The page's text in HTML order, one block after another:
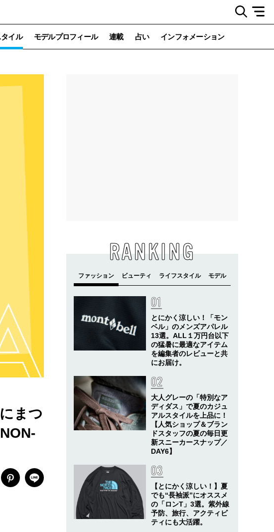
イル モデルプロフィール 連載 占い インフォメーション
まつ
RANKING
とにかく涼しい！「モン
ベル」のメンズアパレル
13選。ALL１万円台以下
の猛暑に最適なアイテム
を編集者のレビューと共
にお届け。
大人グレーの「特別なア
ディダス」で夏のカジュ
アルスタイルを上品に！
【人気ショップ＆ブラン
ドスタッフの夏の毎日更
新スニーカースナップ／
DAY6】
【とにかく涼しい！】夏
でも“長袖派”にオススメ
の「ロンT」3選。紫外線
予防、旅行、アクティビ
ティにも大活躍。